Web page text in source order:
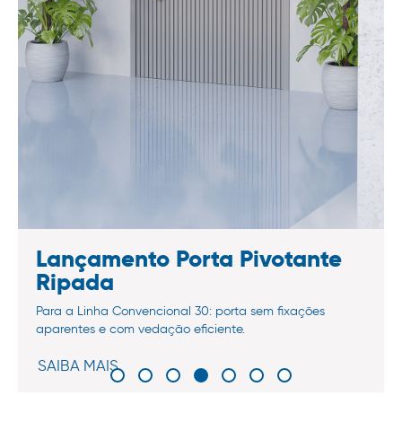
Lançamento Porta Pivotante
Ripada
Para a Linha Convencional 30: porta sem fixações
aparentes e com vedação eficiente.
SAIBA MAIS